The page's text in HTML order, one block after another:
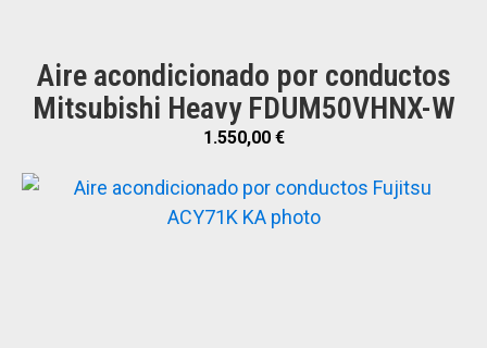
Aire acondicionado por conductos
Mitsubishi Heavy FDUM50VHNX-W
1.550,00 €